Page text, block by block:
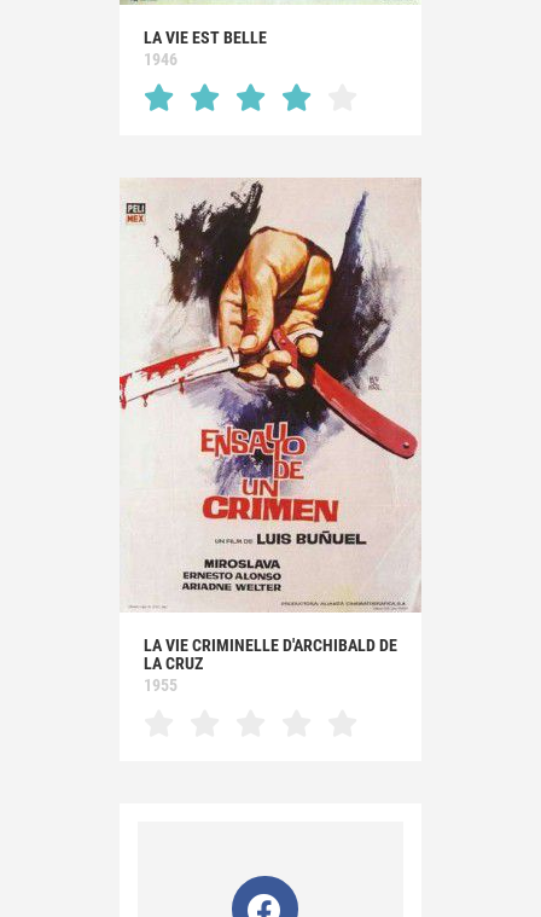
LA VIE EST BELLE
1946
LA VIE CRIMINELLE D'ARCHIBALD DE
LA CRUZ
1955